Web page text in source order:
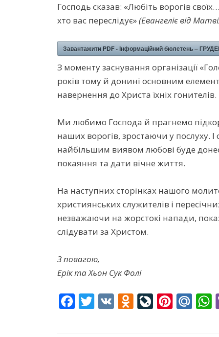
Господь сказав: «Любіть ворогів
хто вас переслідує»(Евангеліє від
Завантажити PDF - Інформаційний бюлетень –
З моменту заснування організації
років тому й донині основним
навернення до Христа їхніх гонителів.
Ми любимо Господа й прагнемо
наших ворогів, зростаючи у послуху.
найбільшим виявом любові буде
покаяння та дати вічне життя.
На наступних сторінках нашого
християнських служителів і
незважаючи на жорстокі напади,
слідувати за Христом.
З повагою,
Ерік та Хьон Сук Фолі
F T V O Li Pi M